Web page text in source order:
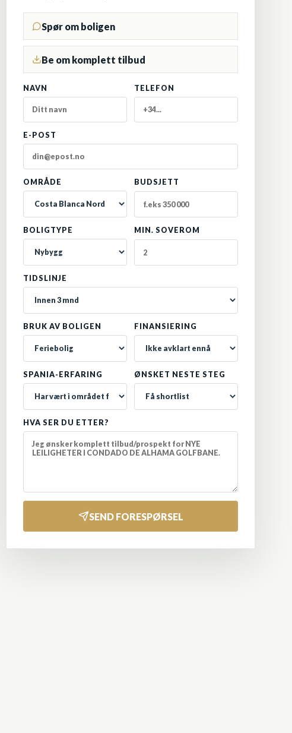
Spør om boligen
Be om komplett tilbud
NAVN TELEFON
E-POST
OMRÅDE BUDSJETT
BOLIGTYPE MIN. SOVEROM
TIDSLINJE
BRUK AV BOLIGEN FINANSIERING
SPANIA-ERFARING ØNSKET NESTE STEG
HVA SER DU ETTER?
SEND FORESPØRSEL